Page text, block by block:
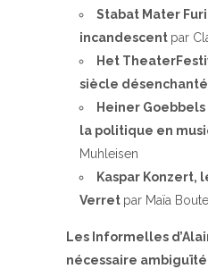
Stabat Mater
incandescent par
Het
siècle
Heiner
la politique en
Muhleisen
Kaspar Konzert,
Verret par Maïa
Les Informelles
nécessaire ambiguïté